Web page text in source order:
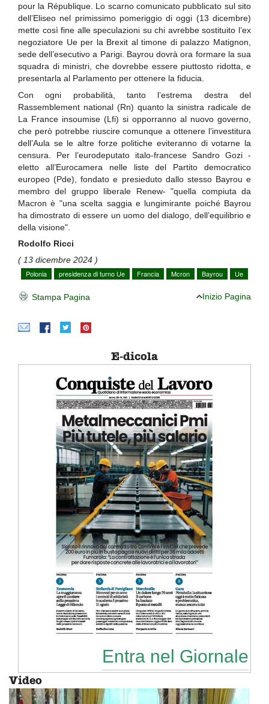
pour la République. Lo scarno comunicato pubblicato sul sito
dell’Eliseo nel primissimo pomeriggio di oggi (13 dicembre)
mette così fine alle speculazioni su chi avrebbe sostituito l’ex
negoziatore Ue per la Brexit al timone di palazzo Matignon,
sede dell’esecutivo a Parigi. Bayrou dovrà ora formare la sua
squadra di ministri, che dovrebbe essere piuttosto ridotta, e
presentarla al Parlamento per ottenere la fiducia.
Con ogni probabilità, tanto l’estrema destra del
Rassemblement national (Rn) quanto la sinistra radicale de
La France insoumise (Lfi) si opporranno al nuovo governo,
che però potrebbe riuscire comunque a ottenere l’investitura
dell’Aula se le altre forze politiche eviteranno di votarne la
censura. Per l’eurodeputato italo-francese Sandro Gozi -
eletto all’Eurocamera nelle liste del Partito democratico
europeo (Pde), fondato e presieduto dallo stesso Bayrou e
membro del gruppo liberale Renew- "quella compiuta da
Macron è "una scelta saggia e lungimirante poiché Bayrou
ha dimostrato di essere un uomo del dialogo, dell’equilibrio e
della visione".
Rodolfo Ricci
( 13 dicembre 2024 )
Polonia
presidenza di turno Ue Francia Mcron Bayrou Ue
Stampa Pagina Inizio Pagina
E-dicola
Entra nel Giornale
Video